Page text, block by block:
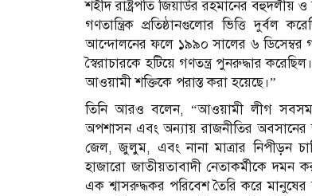
শহীদ রাষ্ট্রপতি জিয়াউর রহমানের
গণতান্ত্রিক প্রতিষ্ঠানগুলোর ভিত্তি দুর্বল
আন্দোলনের ফলে ১৯৯০ সালের ৬ ডিসেম্বর
স্বৈরাচারকে হটিয়ে গণতন্ত্র পুনরুদ্ধার
আওয়ামী শক্তিকে পরাস্ত করা হয়েছে।”
তিনি আরও বলেন, “আওয়ামী লীগ সবসময়
অপশাসন এবং অন্যায় রাজনীতির অবসানের
জেল, জুলুম, এবং নানা মাত্রার নিপীড়ন
হাজারো জাতীয়তাবাদী নেতাকর্মীকে দমন
এক শ্বাসরুদ্ধকর পরিবেশ তৈরি করে